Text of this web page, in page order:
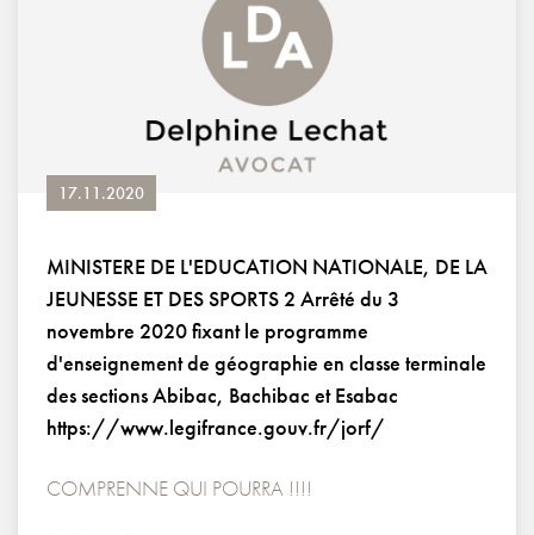
17.11.2020
MINISTERE DE L'EDUCATION NATIONALE, DE LA
JEUNESSE ET DES SPORTS 2 Arrêté du 3
novembre 2020 fixant le programme
d'enseignement de géographie en classe terminale
des sections Abibac, Bachibac et Esabac
https://www.legifrance.gouv.fr/jorf/
COMPRENNE QUI POURRA !!!!